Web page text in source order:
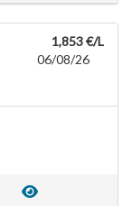
1,853 €/L
06/08/26